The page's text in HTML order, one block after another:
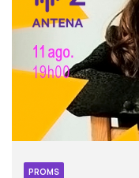
PROMS